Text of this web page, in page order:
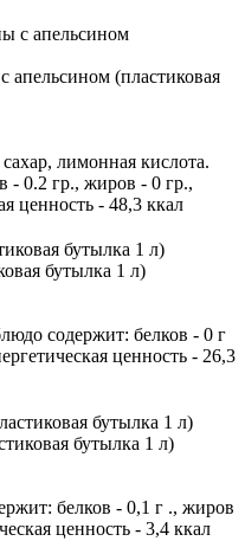
(пластиковая
лимонная кислота.
- 0.2 гр., жиров - 0 гр.,
ценность - 48,3 ккал
бутылка 1 л)
содержит: белков - 0 г
ценность - 26,3
бутылка 1 л)
белков - 0,1 г ., жиров
ценность - 3,4 ккал